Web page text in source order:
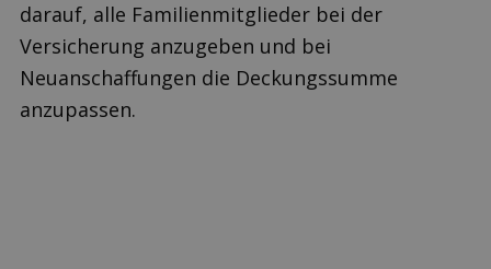
darauf, alle Familienmitglieder bei der
Versicherung anzugeben und bei
Neuanschaffungen die Deckungssumme
anzupassen.